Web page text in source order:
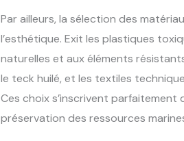
Par ailleurs, la sélection des
l’esthétique. Exit les plastiques
naturelles et aux éléments
le teck huilé, et les textiles
Ces choix s’inscrivent parfaitement
préservation des ressources